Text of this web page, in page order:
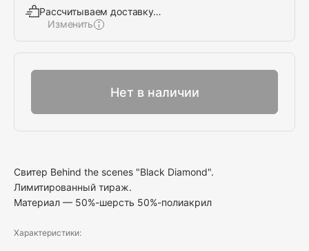
Рассчитываем доставку…
Изменить
Выбрать
Нет в наличии
Свитер Behind the scenes "Black Diamond".
Лимитированный тираж.
Материал — 50%-шерсть 50%-полиакрил
Характеристики: